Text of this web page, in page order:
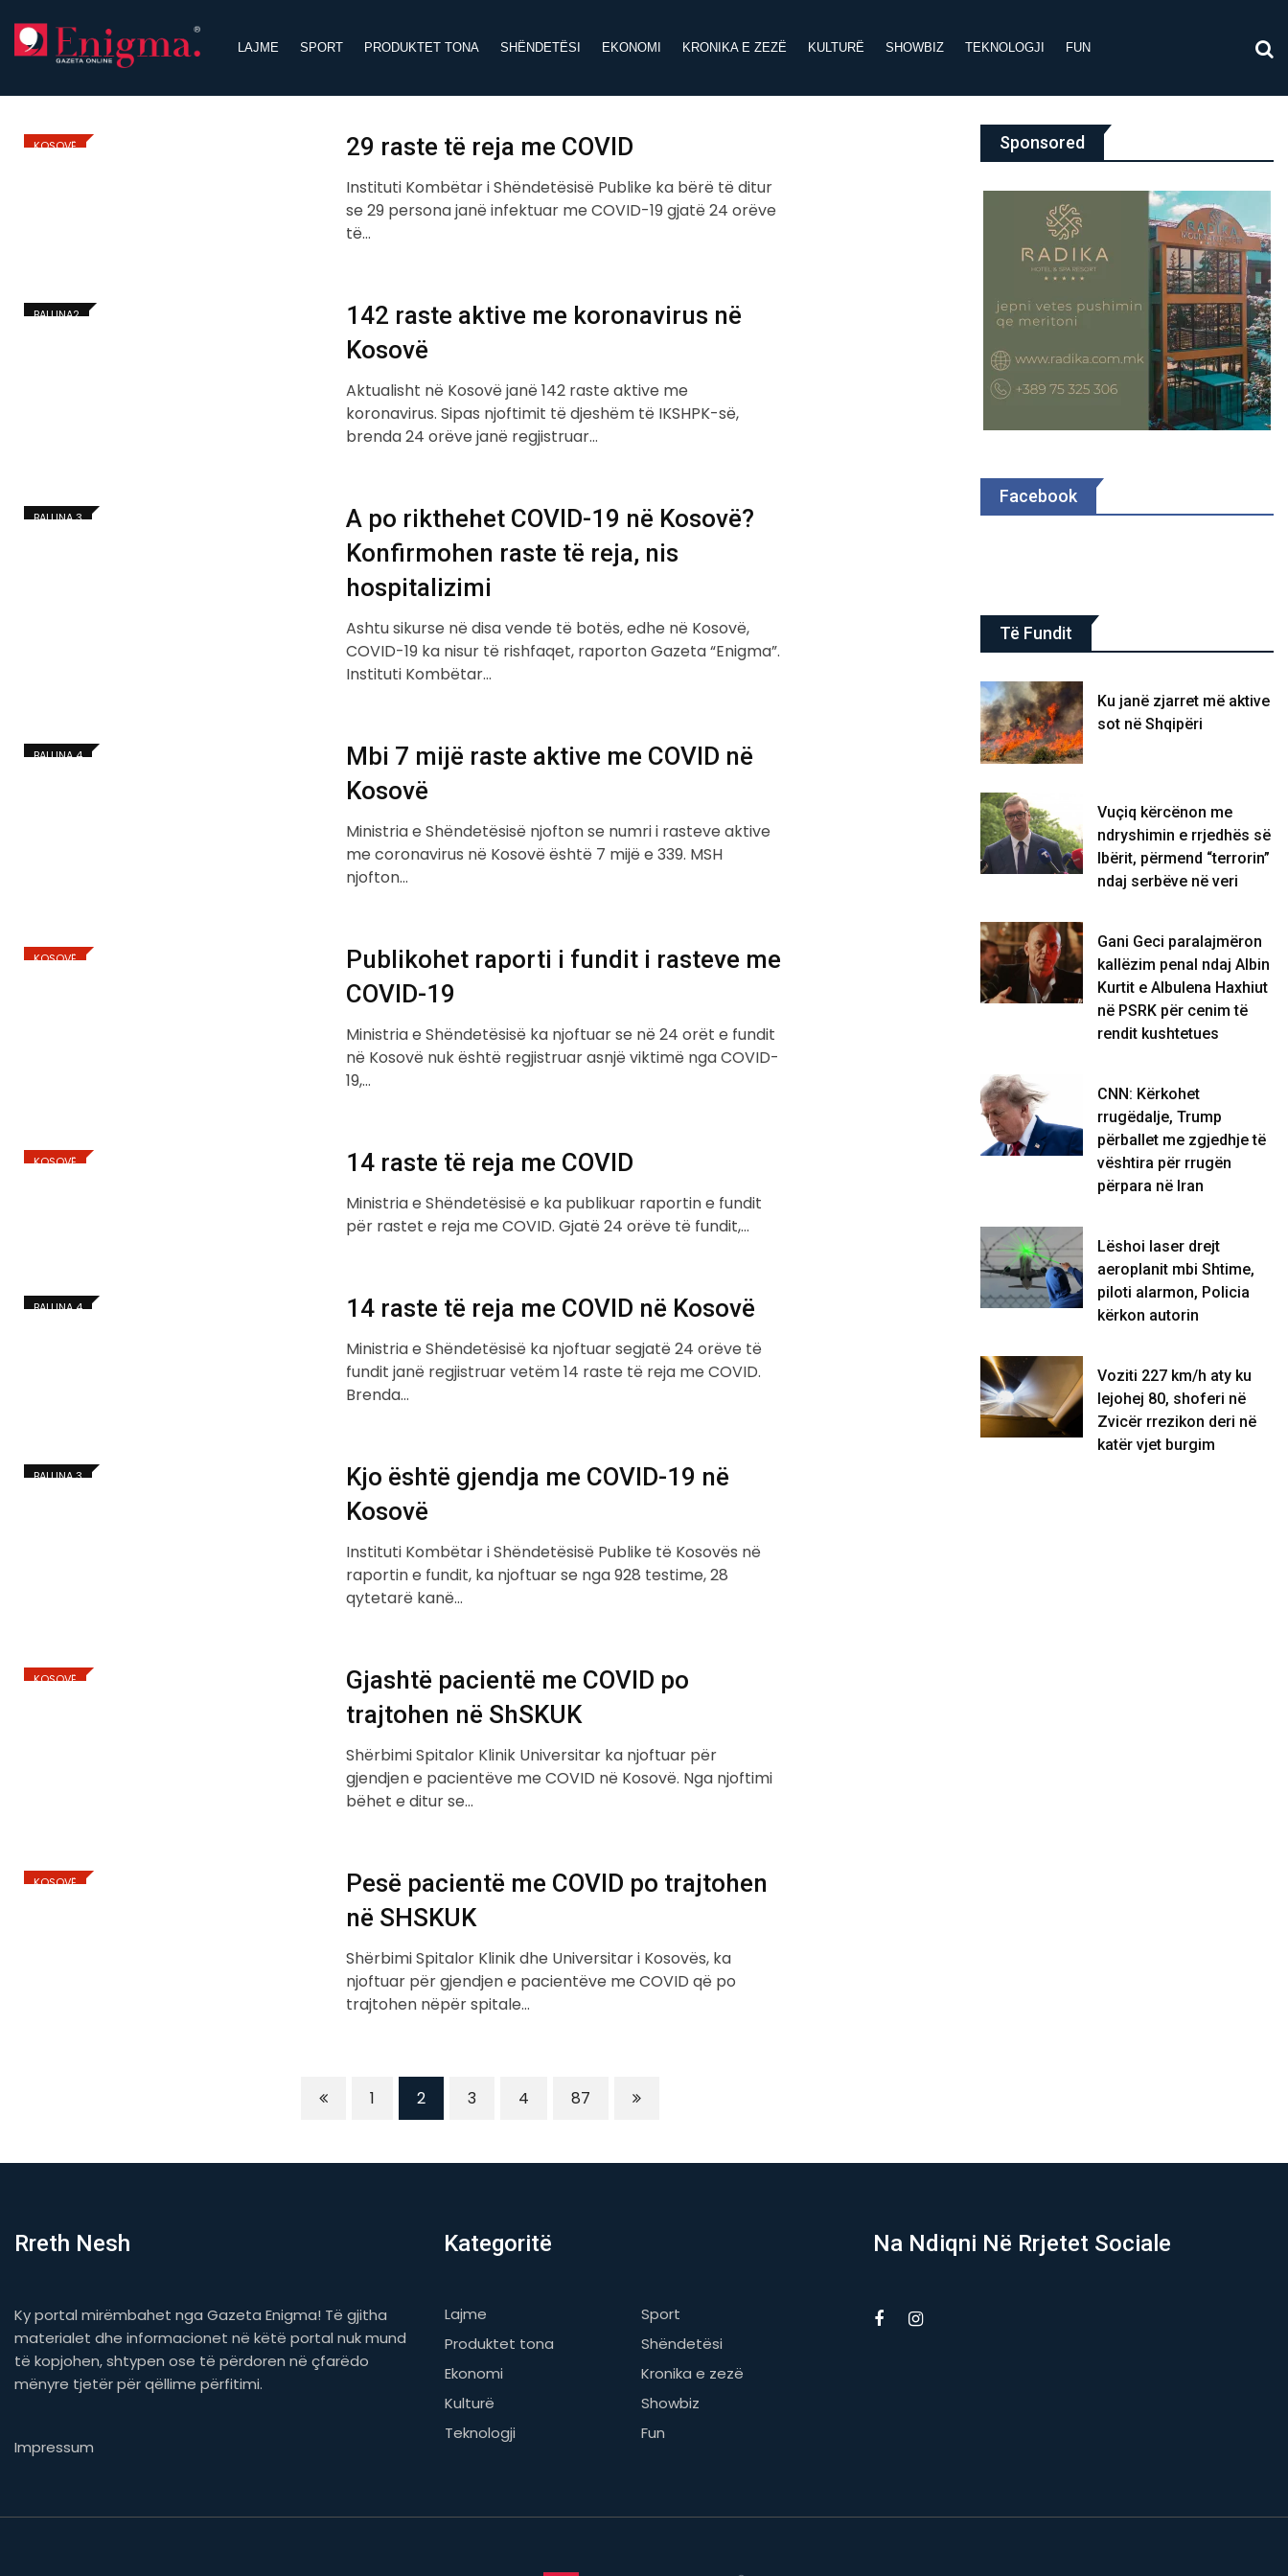
content
LAJME SPORT PRODUKTET TONA SHËNDETËSI EKONOMI KRONIKA E ZEZË KULTURË SHOWBIZ TEKNOLOGJI FUN
KOSOVË 29 raste të reja me COVID
Instituti Kombëtar i Shëndetësisë Publike ka bërë të ditur
se 29 persona janë infektuar me COVID-19 gjatë 24 orëve
të…
BALLINA2
142 raste aktive me koronavirus në
Kosovë
Aktualisht në Kosovë janë 142 raste aktive me
koronavirus. Sipas njoftimit të djeshëm të IKSHPK-së,
brenda 24 orëve janë regjistruar…
BALLINA 3
A po rikthehet COVID-19 në Kosovë?
Konfirmohen raste të reja, nis
hospitalizimi
Ashtu sikurse në disa vende të botës, edhe në Kosovë,
COVID-19 ka nisur të rishfaqet, raporton Gazeta “Enigma”.
Instituti Kombëtar…
BALLINA 4
Mbi 7 mijë raste aktive me COVID në
Kosovë
Ministria e Shëndetësisë njofton se numri i rasteve aktive
me coronavirus në Kosovë është 7 mijë e 339. MSH
njofton…
KOSOVË
Publikohet raporti i fundit i rasteve me
COVID-19
Ministria e Shëndetësisë ka njoftuar se në 24 orët e fundit
në Kosovë nuk është regjistruar asnjë viktimë nga COVID-
19,…
KOSOVË 14 raste të reja me COVID
Ministria e Shëndetësisë e ka publikuar raportin e fundit
për rastet e reja me COVID. Gjatë 24 orëve të fundit,…
BALLINA 4 14 raste të reja me COVID në Kosovë
Ministria e Shëndetësisë ka njoftuar segjatë 24 orëve të
fundit janë regjistruar vetëm 14 raste të reja me COVID.
Brenda…
BALLINA 3
Kjo është gjendja me COVID-19 në
Kosovë
Instituti Kombëtar i Shëndetësisë Publike të Kosovës në
raportin e fundit, ka njoftuar se nga 928 testime, 28
qytetarë kanë…
KOSOVË
Gjashtë pacientë me COVID po
trajtohen në ShSKUK
Shërbimi Spitalor Klinik Universitar ka njoftuar për
gjendjen e pacientëve me COVID në Kosovë. Nga njoftimi
bëhet e ditur se…
KOSOVË
Pesë pacientë me COVID po trajtohen
në SHSKUK
Shërbimi Spitalor Klinik dhe Universitar i Kosovës, ka
njoftuar për gjendjen e pacientëve me COVID që po
trajtohen nëpër spitale…
1 2 3 4 87
Sponsored
Facebook
Të Fundit
Ku janë zjarret më aktive
sot në Shqipëri
Vuçiq kërcënon me
ndryshimin e rrjedhës së
Ibërit, përmend “terrorin”
ndaj serbëve në veri
Gani Geci paralajmëron
kallëzim penal ndaj Albin
Kurtit e Albulena Haxhiut
në PSRK për cenim të
rendit kushtetues
CNN: Kërkohet
rrugëdalje, Trump
përballet me zgjedhje të
vështira për rrugën
përpara në Iran
Lëshoi laser drejt
aeroplanit mbi Shtime,
piloti alarmon, Policia
kërkon autorin
Voziti 227 km/h aty ku
lejohej 80, shoferi në
Zvicër rrezikon deri në
katër vjet burgim
Rreth Nesh
Ky portal mirëmbahet nga Gazeta Enigma! Të gjitha
materialet dhe informacionet në këtë portal nuk mund
të kopjohen, shtypen ose të përdoren në çfarëdo
mënyre tjetër për qëllime përfitimi.
Impressum
Kategoritë
Lajme
Sport
Produktet tona
Shëndetësi
Ekonomi
Kronika e zezë
Kulturë
Showbiz
Teknologji
Fun
Na Ndiqni Në Rrjetet Sociale